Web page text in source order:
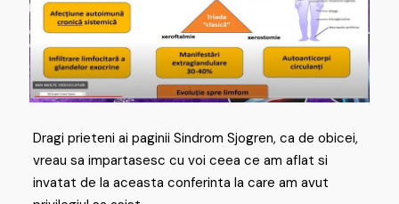
Dragi prieteni ai paginii Sindrom Sjogren, ca de obicei,
vreau sa impartasesc cu voi ceea ce am aflat si
invatat de la aceasta conferinta la care am avut